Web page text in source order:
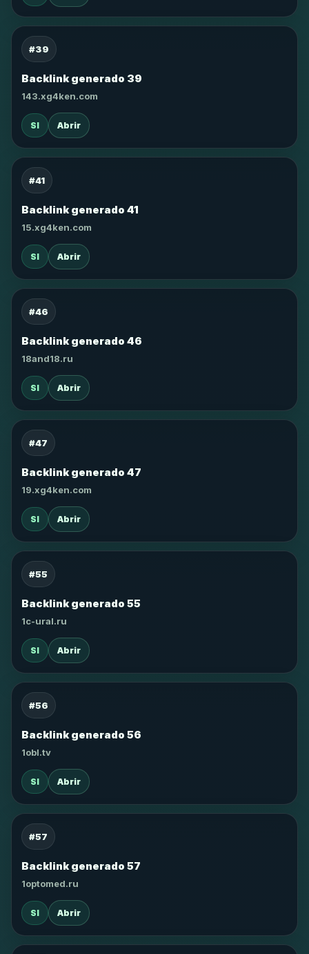
#39
Backlink generado 39
143.xg4ken.com
SI Abrir
#41
Backlink generado 41
15.xg4ken.com
SI Abrir
#46
Backlink generado 46
18and18.ru
SI Abrir
#47
Backlink generado 47
19.xg4ken.com
SI Abrir
#55
Backlink generado 55
1c-ural.ru
SI Abrir
#56
Backlink generado 56
1obl.tv
SI Abrir
#57
Backlink generado 57
1optomed.ru
SI Abrir